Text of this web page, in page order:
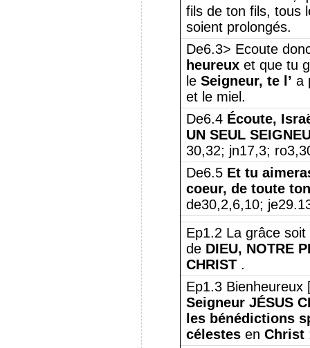
fils de ton fils, tous
soient prolongés.
De6.3> Ecoute
heureuxet que tu
le Seigneur, te l’ a
et le miel.
De6.4 Écoute,
UN SEUL
30,32; jn17,3;
De6.5 Et tu
coeur, de toute
de30,2,6,10;
Ep1.2 La grâce
de DIEU, NOTRE
CHRIST.
Ep1.3
Seigneur JÉSUS
les bénédictions
célestesen Christ